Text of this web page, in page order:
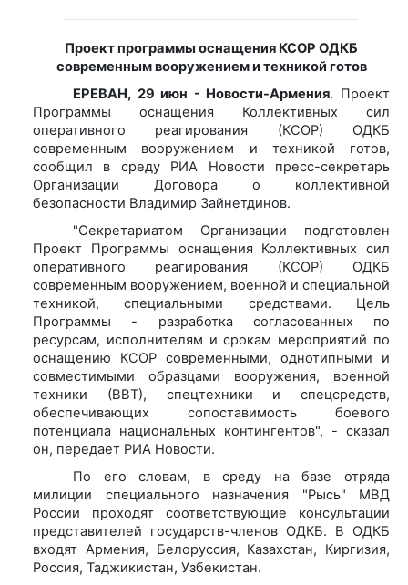
Проект программы оснащения КСОР ОДКБ
современным вооружением и техникой готов
ЕРЕВАН, 29 июн - Новости-Армения. Проект
Программы оснащения Коллективных сил
оперативного реагирования (КСОР) ОДКБ
современным вооружением и техникой готов,
сообщил в среду РИА Новости пресс-секретарь
Организации Договора о коллективной
безопасности Владимир Зайнетдинов.
"Секретариатом Организации подготовлен
Проект Программы оснащения Коллективных сил
оперативного реагирования (КСОР) ОДКБ
современным вооружением, военной и специальной
техникой, специальными средствами. Цель
Программы - разработка согласованных по
ресурсам, исполнителям и срокам мероприятий по
оснащению КСОР современными, однотипными и
совместимыми образцами вооружения, военной
техники (ВВТ), спецтехники и спецсредств,
обеспечивающих сопоставимость боевого
потенциала национальных контингентов", - сказал
он, передает РИА Новости.
По его словам, в среду на базе отряда
милиции специального назначения "Рысь" МВД
России проходят соответствующие консультации
представителей государств-членов ОДКБ. В ОДКБ
входят Армения, Белоруссия, Казахстан, Киргизия,
Россия, Таджикистан, Узбекистан.